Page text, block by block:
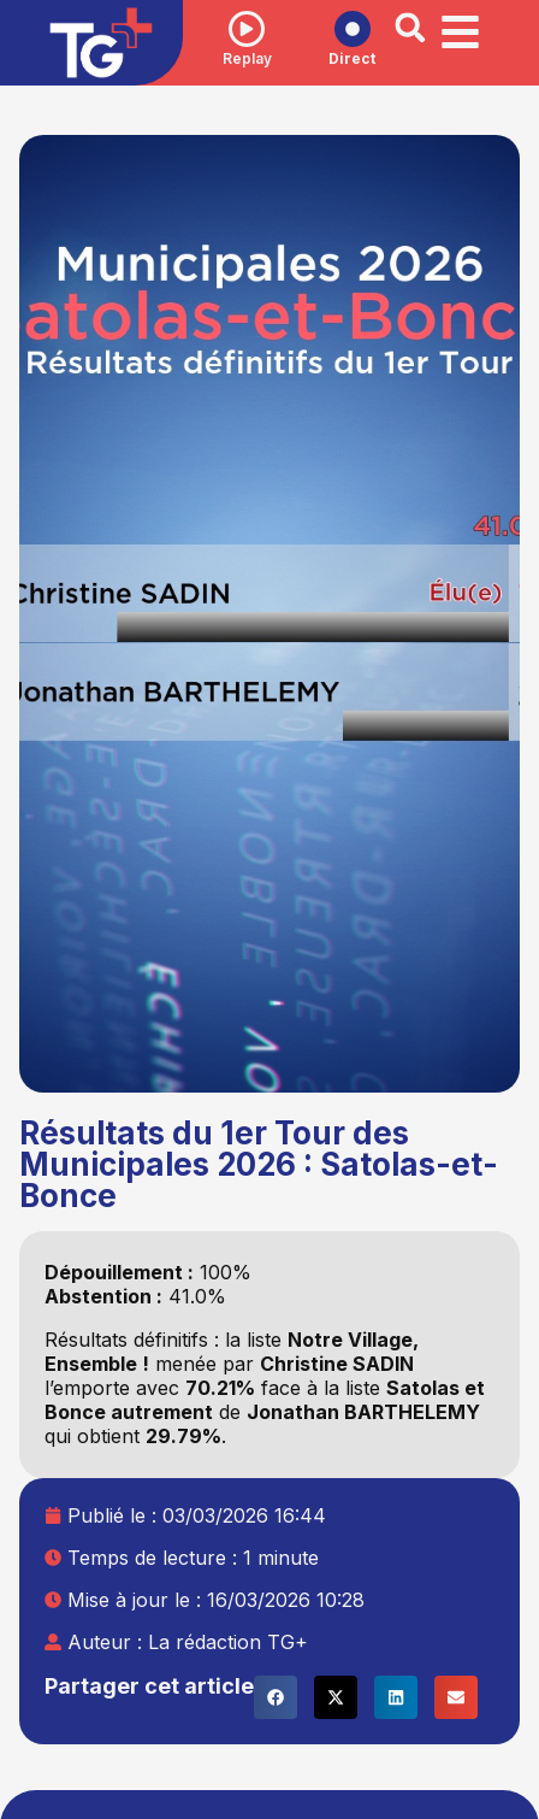
Replay Direct
Résultats du 1er Tour des
Municipales 2026 : Satolas-et-
Bonce
Dépouillement : 100%
Abstention : 41.0%
Résultats définitifs : la liste Notre Village,
Ensemble ! menée par Christine SADIN
l’emporte avec 70.21% face à la liste Satolas et
Bonce autrementde Jonathan BARTHELEMY
qui obtient 29.79%.
Partager cet article
Publié le : 03/03/2026 16:44
Temps de lecture : 1 minute
Mise à jour le : 16/03/2026 10:28
Auteur : La rédaction TG+